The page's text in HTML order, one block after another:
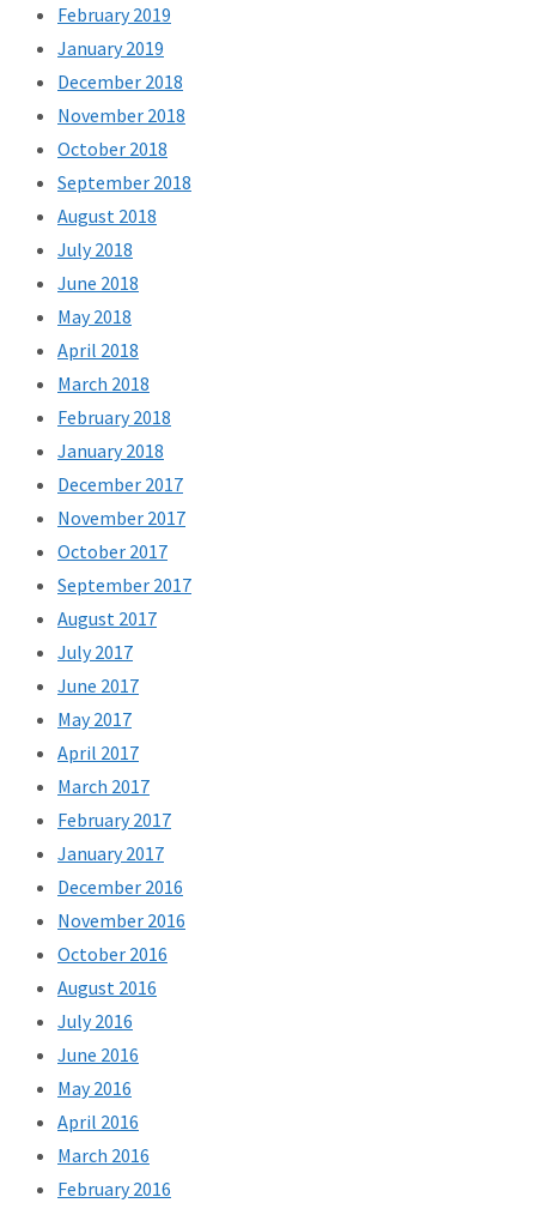
February 2019
January 2019
December 2018
November 2018
October 2018
September 2018
August 2018
July 2018
June 2018
May 2018
April 2018
March 2018
February 2018
January 2018
December 2017
November 2017
October 2017
September 2017
August 2017
July 2017
June 2017
May 2017
April 2017
March 2017
February 2017
January 2017
December 2016
November 2016
October 2016
August 2016
July 2016
June 2016
May 2016
April 2016
March 2016
February 2016